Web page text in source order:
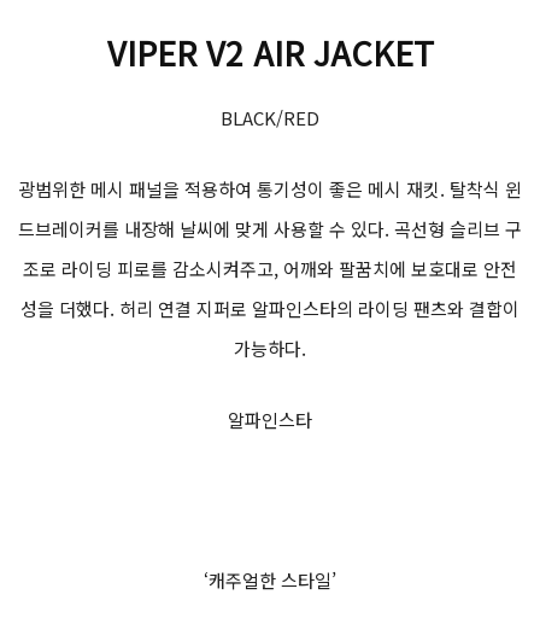
VIPER V2 AIR JACKET
BLACK/RED
광범위한 메시 패널을 적용하여 통기성이 좋은 메시 재킷. 탈착식 윈
드브레이커를 내장해 날씨에 맞게 사용할 수 있다. 곡선형 슬리브 구
조로 라이딩 피로를 감소시켜주고, 어깨와 팔꿈치에 보호대로 안전
성을 더했다. 허리 연결 지퍼로 알파인스타의 라이딩 팬츠와 결합이
가능하다.
알파인스타
‘캐주얼한 스타일’